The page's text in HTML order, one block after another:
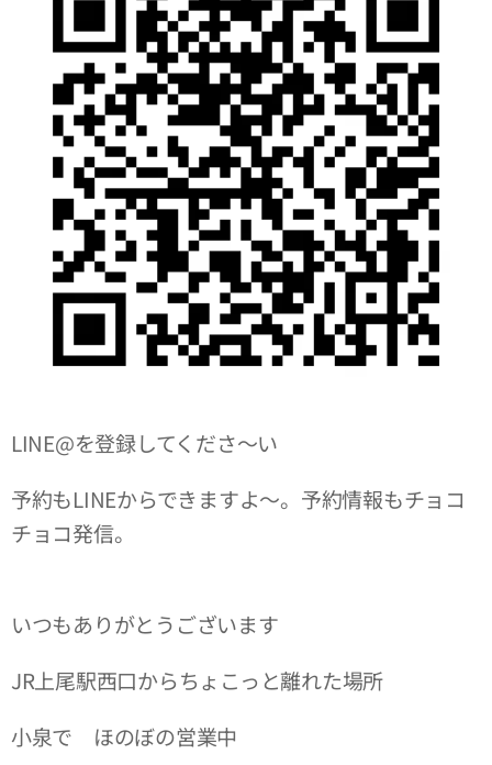
LINE@を登録してくださ〜い
予約もLINEからできますよ〜。予約情報もチョコ
チョコ発信。
いつもありがとうございます
JR上尾駅西口からちょこっと離れた場所
小泉で ほのぼの営業中